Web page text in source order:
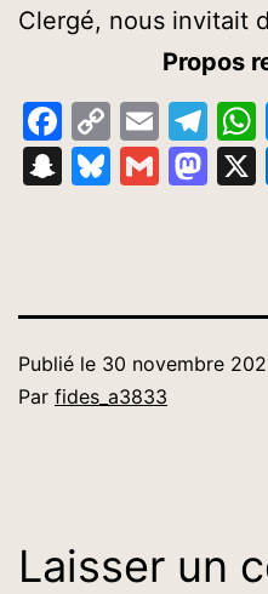
Clergé, nous invitait
Propos
Facebook
Copy
Link
Email
Snapchat
Bluesky
Gmail
Publié le 30 novembre
Par fides_a3833
Laisser un